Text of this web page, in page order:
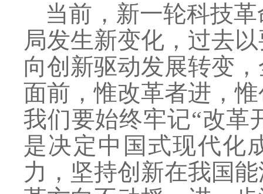
当前，新一轮科技
局发生新变化，过去
向创新驱动发展转变
面前，惟改革者进，
我们要始终牢记“改革
是决定中国式现代化
力，坚持创新在我国